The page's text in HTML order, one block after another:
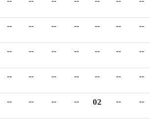
-- -- -- -- -- -- --
-- -- -- -- -- -- --
-- -- -- -- -- -- --
-- -- -- -- 02 -- --